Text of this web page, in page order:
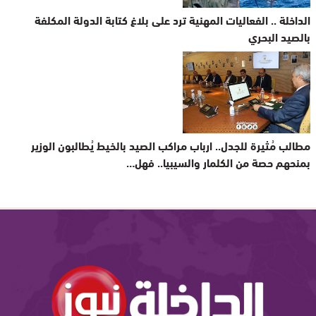
الداخلة .. الفعاليات المهنية ترد على بلاغ كتابة الدولة المكلفة
بالصيد البحري
مطالب مُثيرة للجدل.. ارباب مراكب الصيد بالخيط يُطالبون الوزير
بمنحهم حصة من الكلمار والسيبيا.. فهل…